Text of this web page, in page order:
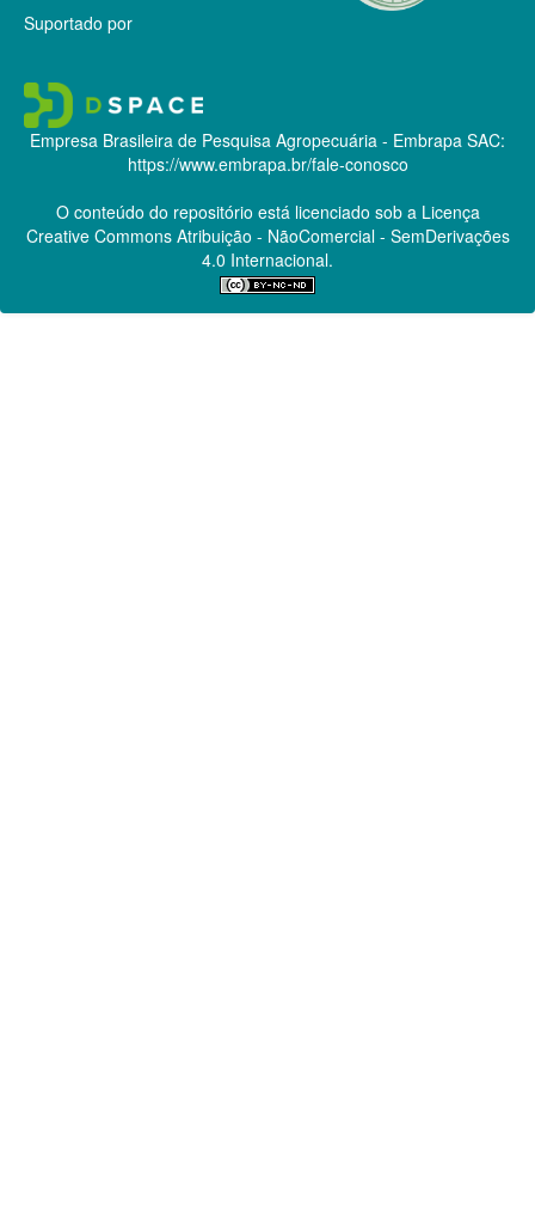
Suportado por
Empresa Brasileira de Pesquisa Agropecuária - Embrapa SAC:
https://www.embrapa.br/fale-conosco
O conteúdo do repositório está licenciado sob a Licença
Creative CommonsAtribuição - NãoComercial - SemDerivações
4.0 Internacional.